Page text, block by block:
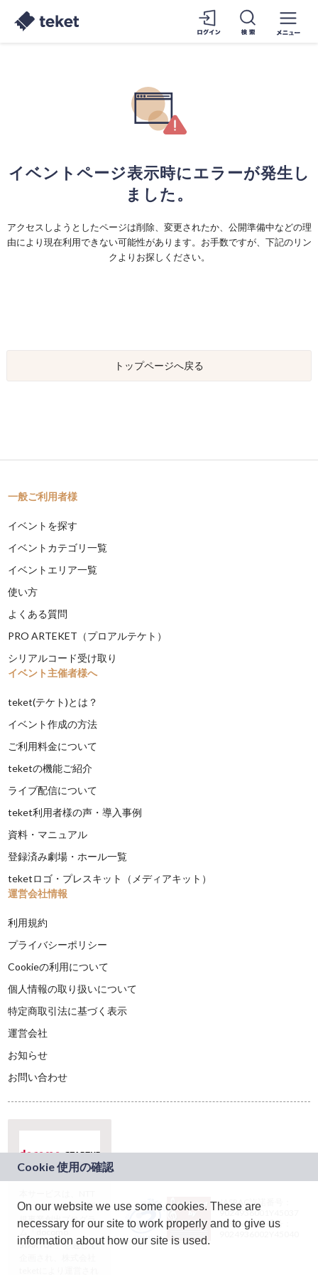
イベントページ表示時にエラーが発生し
ました。
アクセスしようとしたページは削除、変更されたか、公開準備中などの理
由により現在利用できない可能性があります。お手数ですが、下記のリン
クよりお探しください。
トップページへ戻る
一般ご利用者様
イベントを探す
イベントカテゴリ一覧
イベントエリア一覧
使い方
よくある質問
PRO ARTEKET（プロアルテケト）
シリアルコード受け取り
イベント主催者様へ
teket(テケト)とは？
イベント作成の方法
ご利用料金について
teketの機能ご紹介
ライブ配信について
teket利用者様の声・導入事例
資料・マニュアル
登録済み劇場・ホール一覧
teketロゴ・プレスキット（メディアキット）
運営会社情報
利用規約
プライバシーポリシー
Cookieの利用について
個人情報の取り扱いについて
特定商取引法に基づく表示
運営会社
お知らせ
お問い合わせ
ドコモグループの新
規事業創出プログラ
ム「docomo
STARTUP」を通じて
JASRAC許諾番号：
9024936001Y45037
JASRAC許諾番号：
On our website we use some cookies. These are
necessary for our site to work properly and to give us
information about how our site is used.